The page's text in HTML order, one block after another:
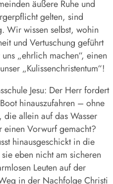
äußere Ruhe und
gelten, sind
Wir wissen selbst, wohin
und Vertuschung geführt
„ehrlich machen“, einen
„Kulissen­christentum“!
Jesu: Der Herr fordert
hinauszufahren – ohne
die allein auf das Wasser
einen Vorwurf gemacht?
hinausgeschickt in die
eben nicht am sicheren
Leuten auf der
in der Nachfolge Christi